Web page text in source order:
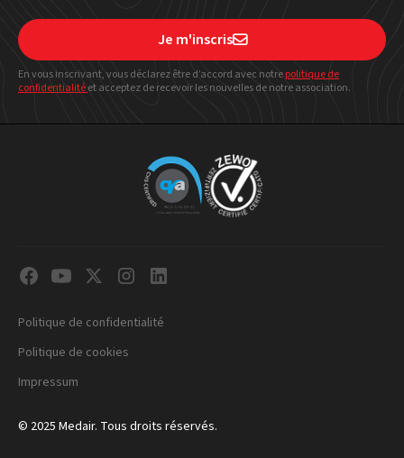
Je m'inscris
En vous inscrivant, vous déclarez être d’accord avec notrepolitiquede
confidentialitéet acceptez de recevoir les nouvelles de notre association.
© 2025 Medair. Tous droits réservés.
Politique de confidentialité
Politique de cookies
Impressum